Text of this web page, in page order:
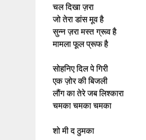
चल दिखा ज़रा
जो तेरा डांस मूव है
सुन्न ज़रा मस्त ग्रूव है
मामला फूल प्रूफ है
सोहनिए दिल पे गिरी
एक ज़ोर की बिजली
लौंग का तेरे जब लिश्कारा
चमका चमका चमका
शो मी द ठुमका